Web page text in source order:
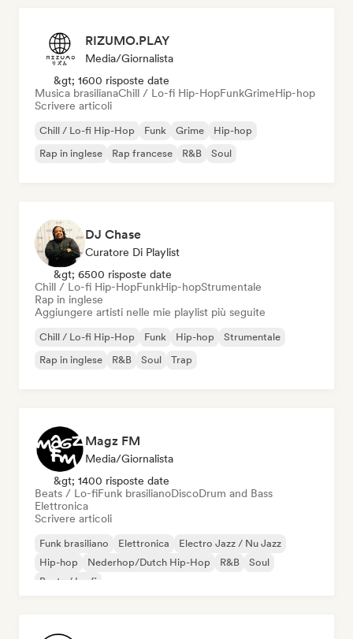
RIZUMO.PLAY
Media/Giornalista
&gt; 1600 risposte date
Musica brasilianaChill / Lo-fi Hip-HopFunkGrimeHip-hop
Scrivere articoli
Chill / Lo-fi Hip-Hop Funk Grime
Hip-hop
Rap in inglese
Rap francese R&B Soul
DJ Chase
Curatore Di Playlist
&gt; 6500 risposte date
Chill / Lo-fi Hip-HopFunkHip-hopStrumentale
Rap in inglese
Aggiungere artisti nelle mie playlist più seguite
Chill / Lo-fi Hip-Hop Funk Hip-hop
Strumentale
Rap in inglese
R&B Soul Trap
Magz FM
Media/Giornalista
&gt; 1400 risposte date
Beats / Lo-fiFunk brasilianoDiscoDrum and Bass
Elettronica
Scrivere articoli
Funk brasiliano Elettronica
Electro Jazz / Nu Jazz
Hip-hop
Nederhop/Dutch Hip-Hop R&B
Soul
Beats / Lo-fi